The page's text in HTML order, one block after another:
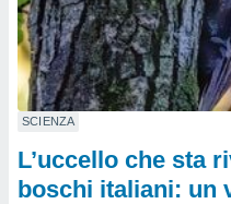
SCIENZA
L’uccello che sta
boschi italiani: un